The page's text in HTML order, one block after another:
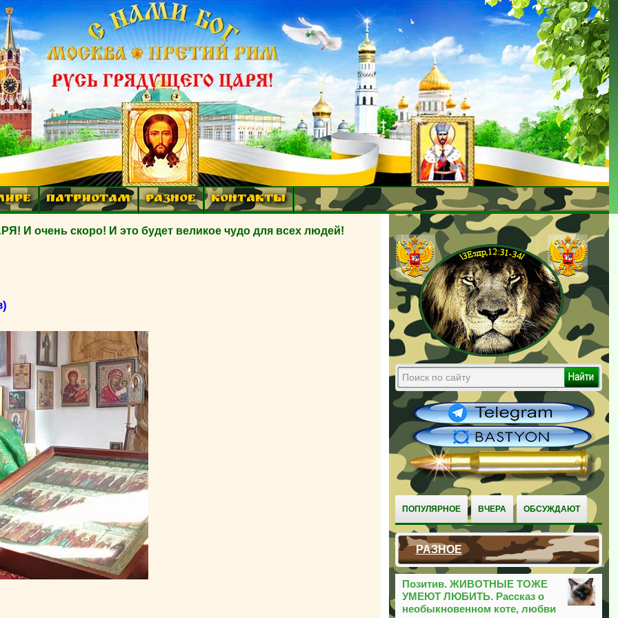
ПАТРИОТАМ РАЗНОЕ КОНТАКТЫ
ПОПУЛЯРНОЕ ВЧЕРА ОБСУЖДАЮТ
РАЗНОЕ
Позитив. ЖИВОТНЫЕ ТОЖЕ
УМЕЮТ ЛЮБИТЬ. Рассказ о
необыкновенном коте, любви
скоро! И это будет великое чудо для всех людей!